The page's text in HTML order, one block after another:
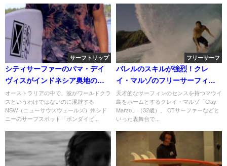
サーフトリップ
シティサーファーのパマ・デイ
ヴィスがインドネシア奥地のテ
ロスへ撮影トリップ
オーストラリアの中で、波がワールドクラ
スというわけではないのに混雑する
NSW（ニューサウスウェールズ）州シド
ニーのサーフスポット「ボンダイビ...
フリーサーフ
バレルのスキルが強烈！クレ
イ・マルゾのフリーサーフィン
動画
天才的なサーフィンのセンスを持つマウイ
島をホームとするクレイ・マルゾ「Clay
Marzo」（32歳）。 CTサーファーなどと
いった表舞台で...